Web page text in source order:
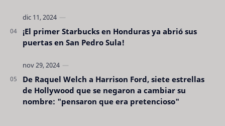
¡El primer Starbucks en Honduras ya abrió sus
puertas en San Pedro Sula!
De Raquel Welch a Harrison Ford, siete estrellas
de Hollywood que se negaron a cambiar su
nombre: "pensaron que era pretencioso"